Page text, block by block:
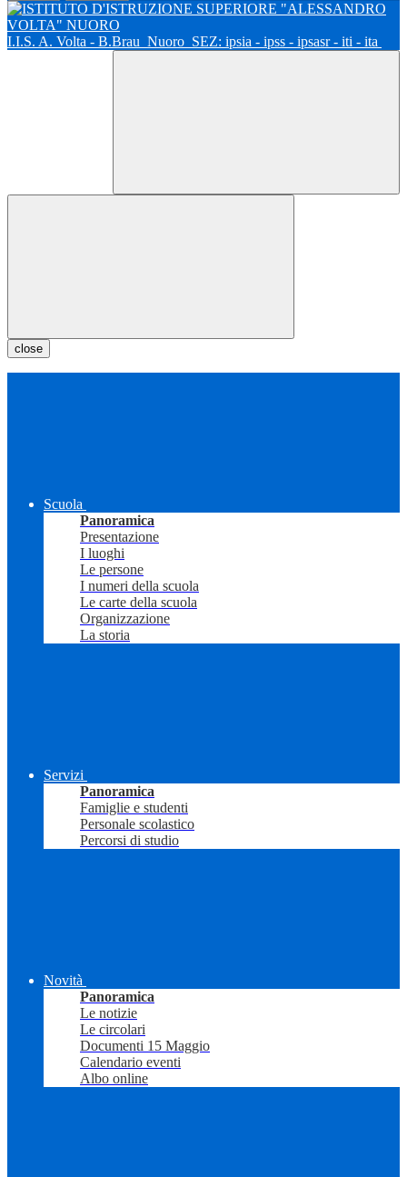
I.I.S. A. Volta - B.Brau Nuoro SEZ: ipsia - ipss - ipsasr - iti - ita
close
Scuola
Panoramica
Presentazione
I luoghi
Le persone
I numeri della scuola
Le carte della scuola
Organizzazione
La storia
Servizi
Panoramica
Famiglie e studenti
Personale scolastico
Percorsi di studio
Novità
Panoramica
Le notizie
Le circolari
Documenti 15 Maggio
Calendario eventi
Albo online